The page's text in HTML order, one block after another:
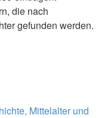
die nach
gefunden werden.
Mittelalter und